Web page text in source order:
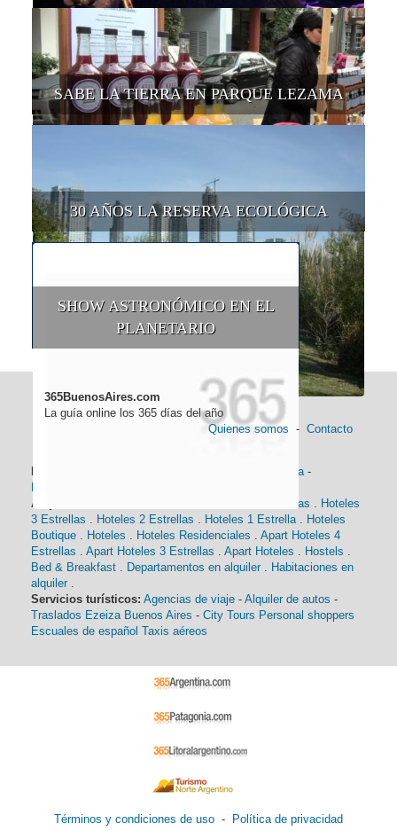
SABE LA TIERRA EN PARQUE LEZAMA
30 AÑOS LA RESERVA ECOLÓGICA
SHOW ASTRONÓMICO EN EL
PLANETARIO
365BuenosAires.com
La guía online los 365 días del año
Quienes somos - Contacto
Información general: Historia -
Distancias
Alojamiento:
Hoteles 4 Estrellas
Hoteles
3 Estrellas
Hoteles 2 Estrellas Hoteles 1 Estrella
Hoteles
Boutique
Hoteles Hoteles Residenciales
Apart Hoteles 4
Estrellas
Apart Hoteles 3 Estrellas Apart Hoteles Hostels
Bed & Breakfast
Departamentos en alquiler
Habitaciones en
alquiler
Servicios turísticos: Agencias de viaje - Alquiler de autos -
Traslados Ezeiza Buenos Aires - City Tours Personal shoppers
Escuales de español Taxis aéreos
Términos y condiciones de uso - Política de privacidad